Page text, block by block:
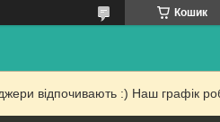
Кошик
відпочивають :) Наш графік